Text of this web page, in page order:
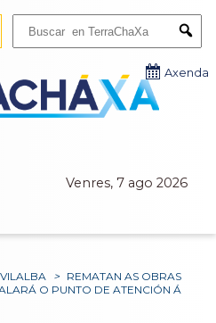
Venres, 7 ago 2026
Axenda
VILALBA > REMATAN AS OBRAS
O PUNTO DE ATENCIÓN Á